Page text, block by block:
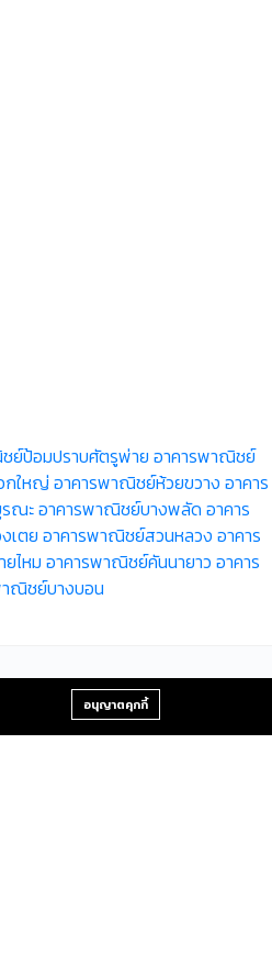
ย์ป้อมปราบศัตรูพ่าย อาคารพาณิชย์
กใหญ่ อาคารพาณิชย์ห้วยขวาง อาคาร
ณะอาคารพาณิชย์บางพลัด อาคาร
เตย อาคารพาณิชย์สวนหลวง อาคาร
ไหม อาคารพาณิชย์คันนายาว อาคาร
ณิชย์บางบอน
081-638-9190
อนุญาตคุกกี้